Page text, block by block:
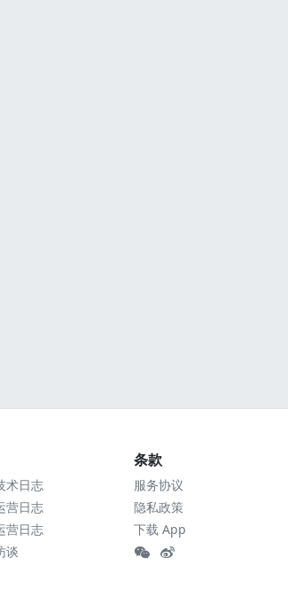
术日志
营日志
营日志
谈
条款
服务协议
隐私政策
下载 App